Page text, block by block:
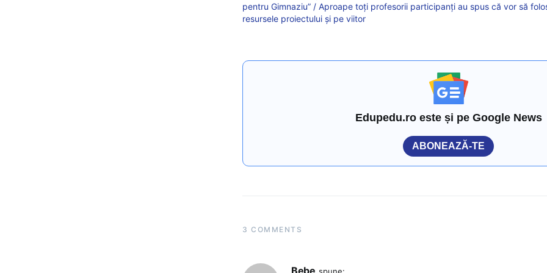
pentru Gimnaziu” / Aproape toți profesorii participanți au spus că vor să
resursele proiectului și pe viitor
Edupedu.ro este și pe Google News
ABONEAZĂ-TE
3 COMMENTS